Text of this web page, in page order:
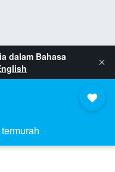
dalam Bahasa